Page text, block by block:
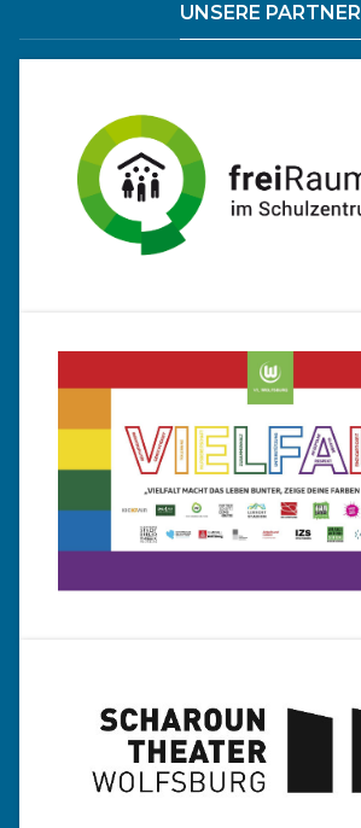
UNSERE PARTNER